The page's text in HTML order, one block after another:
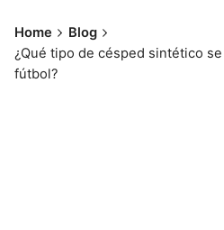
Home
Blog
¿Qué tipo de césped sintético
fútbol?